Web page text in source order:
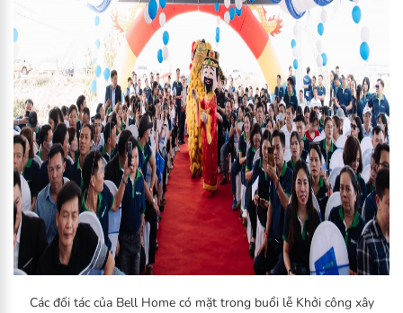
Các đối tác của Bell Home có mặt trong buổi lễ Khởi công xây